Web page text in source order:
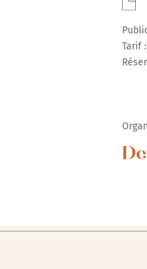
Tarif